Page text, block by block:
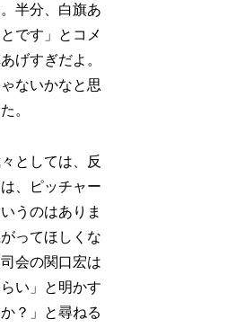
半分、白旗あ
です」とコメ
げすぎだよ。
ないかなと思
。
としては、反
、ピッチャー
うのはありま
ってほしくな
会の関口宏は
い」と明かす
？」と尋ねる